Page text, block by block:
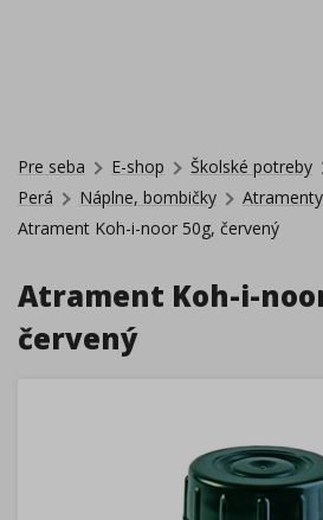
Pre seba E-shop Školské potreby
Perá
Náplne, bombičky
Atrament Koh-i-noor 50g, červený
Atrament Koh-i-
červený